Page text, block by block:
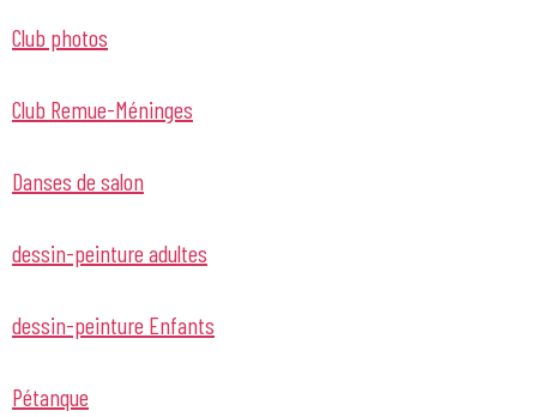
Club photos
Club Remue-Méninges
Danses de salon
dessin-peinture adultes
dessin-peinture Enfants
Pétanque